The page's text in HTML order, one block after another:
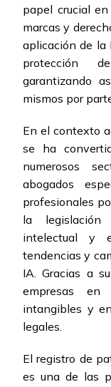
papel crucial
marcas y
aplicación de la
protección
garantizando
mismos por
En el contexto
se ha
numerosos
abogados
profesionales
la legislación
intelectual y
tendencias y
IA. Gracias a
empresas
intangibles y
legales.
El registro de
es una de las